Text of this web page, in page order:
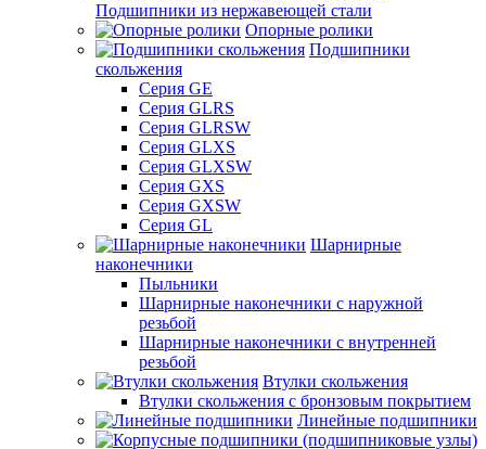
Подшипники из нержавеющей стали
Опорные ролики
Подшипники
скольжения
Серия GE
Серия GLRS
Серия GLRSW
Серия GLXS
Серия GLXSW
Серия GXS
Серия GXSW
Серия GL
Шарнирные
наконечники
Пыльники
Шарнирные наконечники с наружной
резьбой
Шарнирные наконечники с внутренней
резьбой
Втулки скольжения
Втулки скольжения с бронзовым покрытием
Линейные подшипники